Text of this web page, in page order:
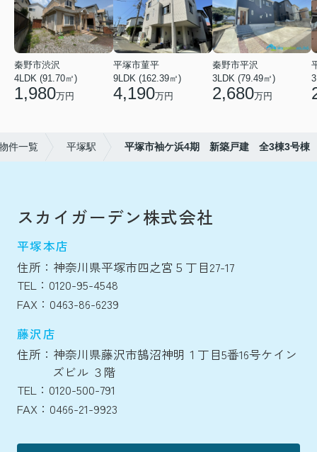
秦野市渋沢
4LDK (91.70㎡)
1,980万円
平塚市菫平
9LDK (162.39㎡)
4,190万円
秦野市平沢
3LDK (79.49㎡)
2,680万円
件一覧 平塚駅 平塚市袖ケ浜4期 新築戸建 全3棟3号棟
スカイガーデン株式会社
平塚本店
住所：神奈川県平塚市四之宮５丁目27-17
TEL：0120-95-4548
FAX：0463-86-6239
藤沢店
住所：神奈川県藤沢市鵠沼神明１丁目5番16号ケイン
ズビル ３階
TEL：0120-500-791
FAX：0466-21-9923